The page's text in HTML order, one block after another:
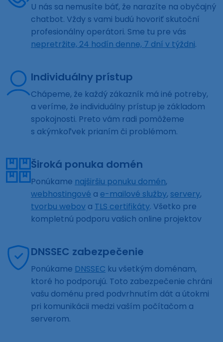
U nás sa nemusíte báť, že narazíte na obyčajný
chatbot. Vždy s vami budú hovoriť skutoční
profesionálny operátori. Sme tu pre vás
nepretržite, 24 hodín denne, 7 dní v týždni.
Individuálny prístup
Chápeme, že každý zákazník má iné potreby,
a veríme, že individuálny prístup je základom
spokojnosti. Preto vám radi pomôžeme
s akýmkoľvek prianím či problémom.
Široká ponuka domén
Ponúkame najširšiu ponuku domén,
webhostingové a e-mailové služby, servery,
tvorbu webov a TLS certifikáty. Všetko pre
kompletnú podporu vašich online projektov
DNSSEC zabezpečenie
Ponúkame DNSSEC ku všetkým doménam,
ktoré ho podporujú. Toto zabezpečenie chráni
vašu doménu pred podvrhnutím dát a útokmi
pri komunikácii medzi vaším počítačom a
serverom.